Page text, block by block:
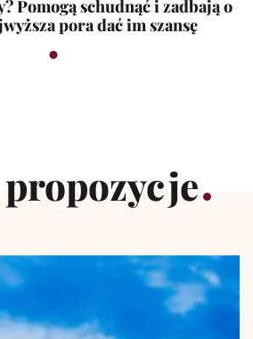
Pomogą schudnąć i zadbają o
pora dać im szansę
propozycje